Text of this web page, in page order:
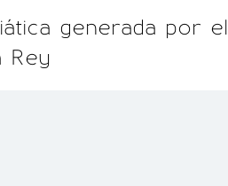
generada por el
Rey